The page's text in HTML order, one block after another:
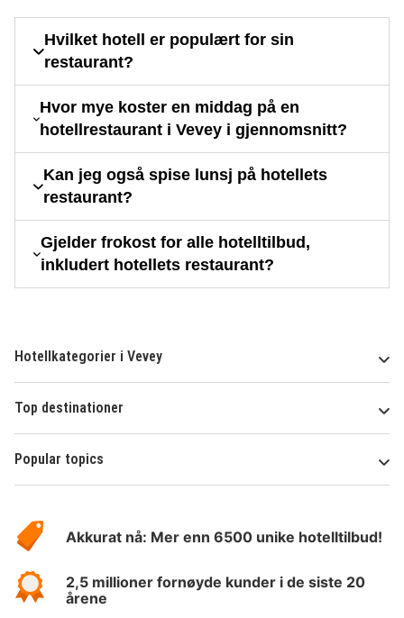
Hvilket hotell er populært for sin
restaurant?
Hvor mye koster en middag på en
hotellrestaurant i Vevey i gjennomsnitt?
Kan jeg også spise lunsj på hotellets
restaurant?
Gjelder frokost for alle hotelltilbud,
inkludert hotellets restaurant?
Hotellkategorier i Vevey
Top destinationer
Popular topics
Hotelspecials
Akkurat nå: Mer enn 6500 unike hotelltilbud!
2,5 millioner fornøyde kunder i de siste 20
årene